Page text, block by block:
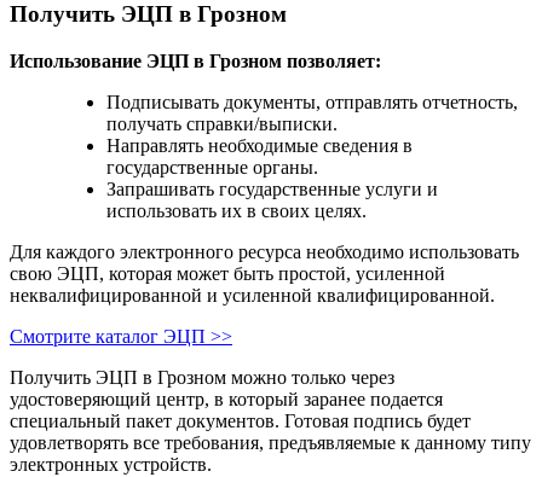
Получить ЭЦП в Грозном
Использование ЭЦП в Грозном позволяет:
Подписывать документы, отправлять отчетность,
получать справки/выписки.
Направлять необходимые сведения в
государственные органы.
Запрашивать государственные услуги и
использовать их в своих целях.
Для каждого электронного ресурса необходимо использовать
свою ЭЦП, которая может быть простой, усиленной
неквалифицированной и усиленной квалифицированной.
Смотрите каталог ЭЦП >>
Получить ЭЦП в Грозном можно только через
удостоверяющий центр, в который заранее подается
специальный пакет документов. Готовая подпись будет
удовлетворять все требования, предъявляемые к данному типу
электронных устройств.